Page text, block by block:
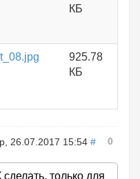
КБ
925.78
КБ
26.07.2017 15:54 # 0
только для